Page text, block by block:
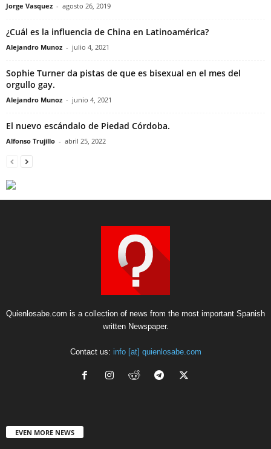
Jorge Vasquez - agosto 26, 2019
¿Cuál es la influencia de China en Latinoamérica?
Alejandro Munoz - julio 4, 2021
Sophie Turner da pistas de que es bisexual en el mes del
orgullo gay.
Alejandro Munoz - junio 4, 2021
El nuevo escándalo de Piedad Córdoba.
Alfonso Trujillo - abril 25, 2022
Quienlosabe.com is a collection of news from the most important Spanish
written Newspaper.
Contact us: info [at] quienlosabe.com
EVEN MORE NEWS